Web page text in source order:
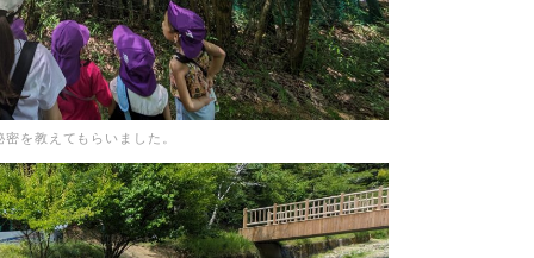
密を教えてもらいました。